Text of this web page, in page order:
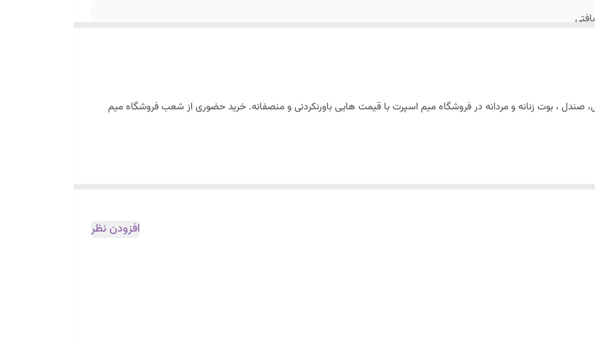
بافتی
صندل ، بوت زنانه و مردانه در فروشگاه میم اسپرت با قیمت هایی باورنکردنی و منصفانه. خرید حضوری از شعب فروشگاه میم
افزودن نظر